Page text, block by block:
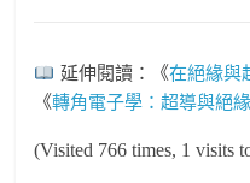
延伸閱讀：《在絕緣與
《轉角電子學：超導與絕
(Visited 766 times, 1 visits